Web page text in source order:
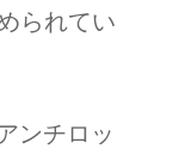
られてい
ンチロッ